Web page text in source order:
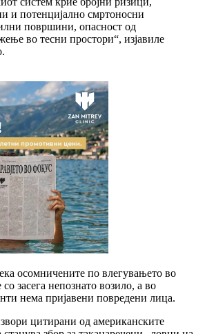
и потенцијално смртоносни
површини, опасност од
во тесни простори“, изјавиле
осомничените по влегувањето во
засега непознато возило, а во
нема пријавени повредени лица.
цитирани од американските